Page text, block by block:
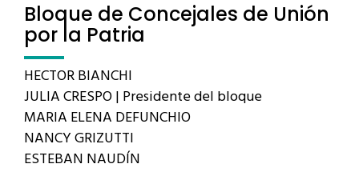
Bloque de Concejales de Unión
por la Patria
HECTOR BIANCHI
JULIA CRESPO | Presidente del bloque
MARIA ELENA DEFUNCHIO
NANCY GRIZUTTI
ESTEBAN NAUDÍN